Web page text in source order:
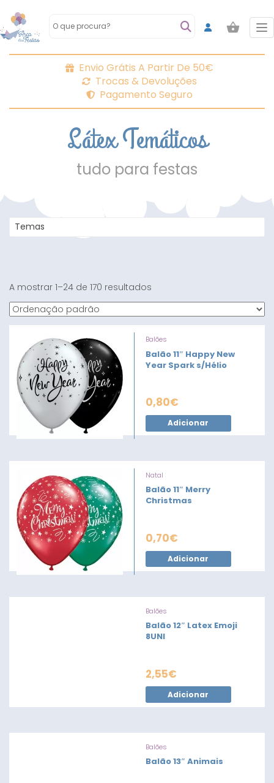
Envio Grátis A Partir De 50€
Trocas & Devoluções
Pagamento Seguro
Látex Temáticos
tudo para festas
Temas
A mostrar 1–24 de 170 resultados
Balões
Balão 11″ Happy New
Year Spark s/Hélio
0,80€
Adicionar
Natal
Balão 11″ Merry
Christmas
0,70€
Adicionar
Balões
Balão 12″ Latex Emoji
8UNI
2,55€
Adicionar
Balões
Balão 13″ Animais